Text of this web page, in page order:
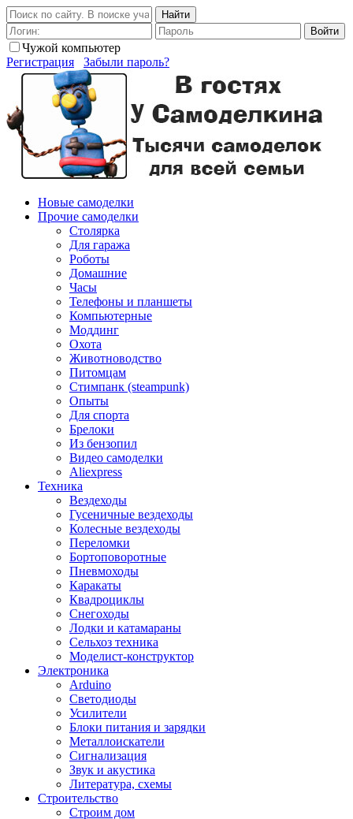
Найти
Войти
Чужой компьютер
Регистрация
Забыли пароль?
Новые самоделки
Прочие самоделки
Столярка
Для гаража
Роботы
Домашние
Часы
Телефоны и планшеты
Компьютерные
Моддинг
Охота
Животноводство
Питомцам
Стимпанк (steampunk)
Опыты
Для спорта
Брелоки
Из бензопил
Видео самоделки
Aliexpress
Техника
Вездеходы
Гусеничные вездеходы
Колесные вездеходы
Переломки
Бортоповоротные
Пневмоходы
Каракаты
Квадроциклы
Снегоходы
Лодки и катамараны
Сельхоз техника
Моделист-конструктор
Электроника
Arduino
Светодиоды
Усилители
Блоки питания и зарядки
Металлоискатели
Сигнализация
Звук и акустика
Литература, схемы
Строительство
Строим дом